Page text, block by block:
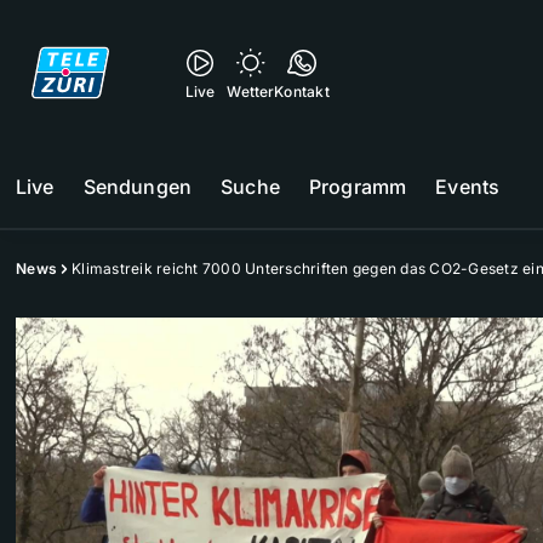
Live WetterKontakt
Live Sendungen Suche Programm Events
News Klimastreik reicht 7000 Unterschriften gegen das CO2-Gesetz ein